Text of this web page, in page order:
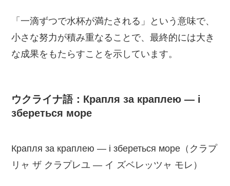
「一滴ずつで水杯が満たされる」という意味で、
小さな努力が積み重なることで、最終的には大き
な成果をもたらすことを示しています。
ウクライナ語：Крапля за краплею — і
збереться море
Крапля за краплею — і збереться море（クラプ
リャ ザ クラプレユ — イ ズベレッツャ モレ）